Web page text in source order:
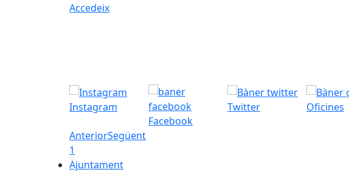
Accedeix
Instagram
Facebook
Twitter
Oficines
AnteriorSegüent
1
Ajuntament